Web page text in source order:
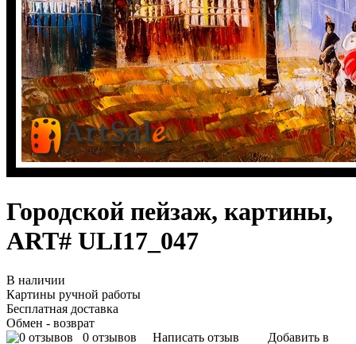
Городской пейзаж, картины,
ART# ULI17_047
В наличии
Картины ручной работы
Бесплатная доставка
Обмен - возврат
0 отзывов
Написать отзыв
Добавить в